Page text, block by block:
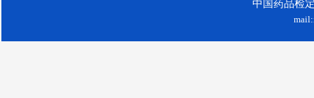
中国药品检